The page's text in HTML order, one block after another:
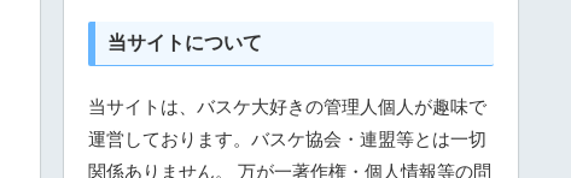
当サイトについて
当サイトは、バスケ大好きの管理人個人が趣味で
運営しております。バスケ協会・連盟等とは一切
関係ありません。 万が一著作権・個人情報等の問